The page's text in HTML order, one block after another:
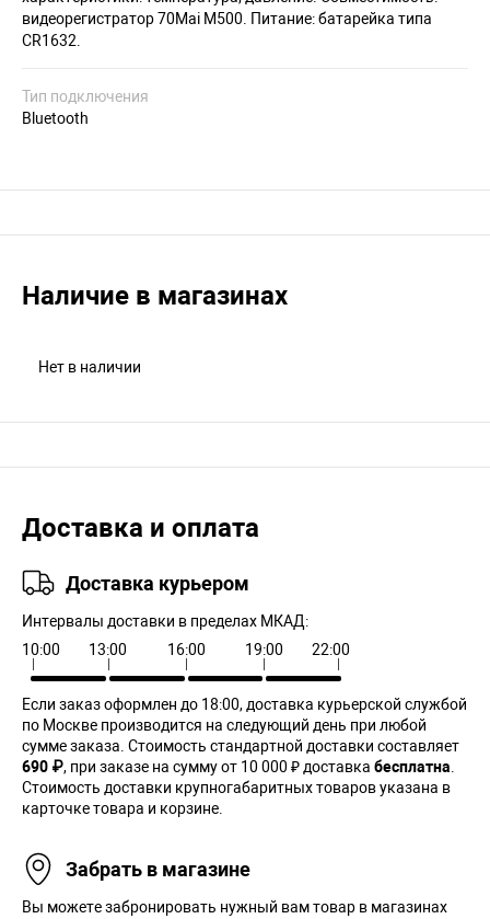
видеорегистратор 70Mai M500. Питание: батарейка типа
CR1632.
Тип подключения
Bluetooth
Наличие в магазинах
Нет в наличии
Доставка и оплата
Доставка курьером
Интервалы доставки в пределах МКАД:
10:00
13:00 16:00 19:00 22:00
Если заказ оформлен до 18:00, доставка курьерской службой
по Москве производится на следующий день при любой
сумме заказа. Cтоимость стандартной доставки составляет
690 ₽, при заказе на сумму от 10 000 ₽ доставка бесплатна.
Стоимость доставки крупногабаритных товаров указана в
карточке товара и корзине.
Забрать в магазине
Вы можете забронировать нужный вам товар в магазинах